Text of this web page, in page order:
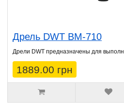
Дрель DWT BM-710
Дрели DWT предназначены для
1889.00 грн